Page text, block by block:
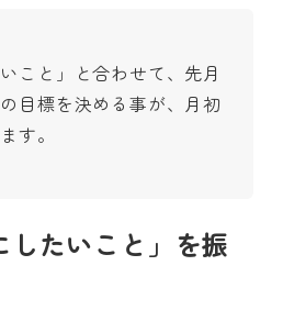
こと」と合わせて、先月
目標を決める事が、月初
す。
たいこと」を振